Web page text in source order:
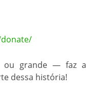
ou grande — faz a
dessa história!